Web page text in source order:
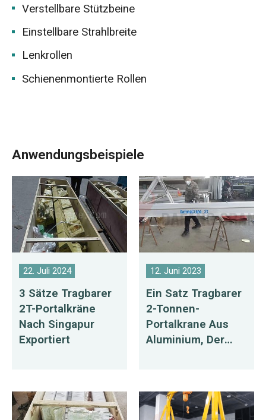
Verstellbare Stützbeine
Einstellbare Strahlbreite
Lenkrollen
Schienenmontierte Rollen
Anwendungsbeispiele
22. Juli 2024
3 Sätze Tragbarer
2T-Portalkräne
Nach Singapur
Exportiert
12. Juni 2023
Ein Satz Tragbarer
2-Tonnen-
Portalkrane Aus
Aluminium, Der